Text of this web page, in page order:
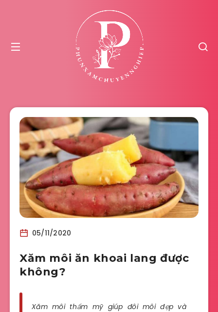
05/11/2020
Xăm môi ăn khoai lang được
không?
Xăm môi thẩm mỹ giúp đôi môi đẹp và